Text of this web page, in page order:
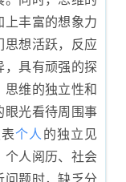
上丰富的想象力
思想活跃，反应
，具有顽强的探
思维的独立性和
眼光看待周围事
个人 的独立见
个人阅历、社会